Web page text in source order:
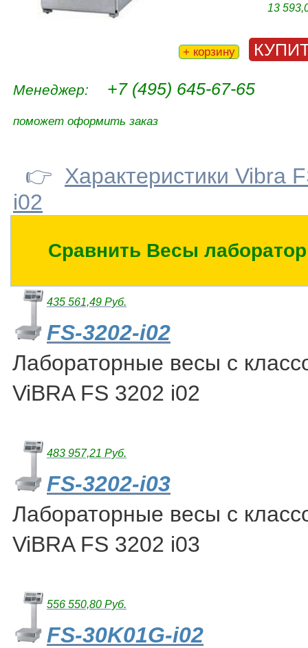
13
+ корзину
Менеджер: +7 (495) 645-67-65
поможет оформить заказ
👉 Характеристики Vibra
i02
Сравнить Весы
435 561,49 Руб.
FS-3202-i02
Лабораторные весы с
ViBRA FS 3202 i02
483 957,21 Руб.
FS-3202-i03
Лабораторные весы с
ViBRA FS 3202 i03
556 550,80 Руб.
FS-30K01G-i02